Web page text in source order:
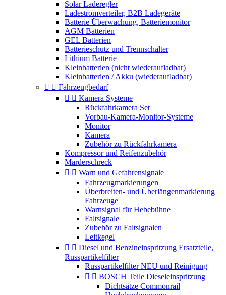
Solar Laderegler
Ladestromverteiler, B2B Ladegeräte
Batterie Überwachung, Batteriemonitor
AGM Batterien
GEL Batterien
Batterieschutz und Trennschalter
Lithium Batterie
Kleinbatterien (nicht wiederaufladbar)
Kleinbatterien / Akku (wiederaufladbar)
  Fahrzeugbedarf
  Kamera Systeme
Rückfahrkamera Set
Vorbau-Kamera-Monitor-Systeme
Monitor
Kamera
Zubehör zu Rückfahrkamera
Kompressor und Reifenzubehör
Marderschreck
  Warn und Gefahrensignale
Fahrzeugmarkierungen
Überbreiten- und Überlängenmarkierung
Fahrzeuge
Warnsignal für Hebebühne
Faltsignale
Zubehör zu Faltsignalen
Leitkegel
  Diesel und Benzineinspritzung Ersatzteile,
Russpartikelfilter
Russpartikelfilter NEU und Reinigung
  BOSCH Teile Dieseleinspritzung
Dichtsätze Commonrail